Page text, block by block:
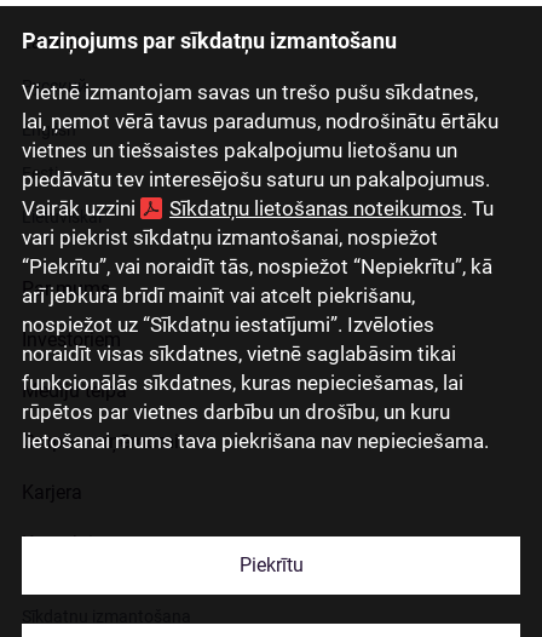
Paziņojums par sīkdatņu izmantošanu
Vietnē izmantojam savas un trešo pušu sīkdatnes,
lai, ņemot vērā tavus paradumus, nodrošinātu ērtāku
vietnes un tiešsaistes pakalpojumu lietošanu un
piedāvātu tev interesējošu saturu un pakalpojumus.
Vairāk uzzini
Sīkdatņu lietošanas noteikumos. Tu
vari piekrist sīkdatņu izmantošanai, nospiežot
“Piekrītu”, vai noraidīt tās, nospiežot “Nepiekrītu”, kā
arī jebkurā brīdī mainīt vai atcelt piekrišanu,
nospiežot uz “Sīkdatņu iestatījumi”. Izvēloties
noraidīt visas sīkdatnes, vietnē saglabāsim tikai
funkcionālās sīkdatnes, kuras nepieciešamas, lai
rūpētos par vietnes darbību un drošību, un kuru
lietošanai mums tava piekrišana nav nepieciešama.
Piekrītu
Latviski
Русский
English
Eesti
Lietuviškai
Par mums
Investoriem
Mediju telpa
Grupas uzņēmumi
Kontakti